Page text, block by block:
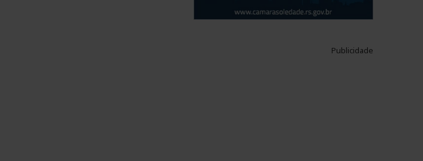
Publicidade